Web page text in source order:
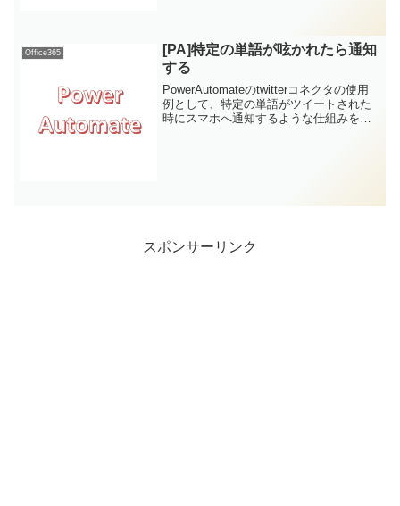
Office365
[PA]特定の単語が呟かれたら通知
する
PowerAutomateのtwitterコネクタの使用
例として、特定の単語がツイートされた
時にスマホへ通知するような仕組みを作
スポンサーリンク